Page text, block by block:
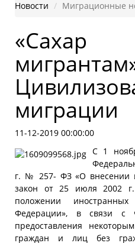
Новости Миграционные
миграции
11-12-2019 00:00:00
С 1
г. № 257- ФЗ «О внесении
закон от 25 июля 2002
положении
Федерации», в связи с
предоставления
граждан и лиц без